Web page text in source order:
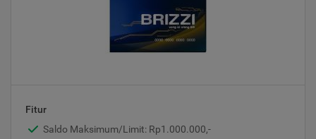
Fitur
Saldo Maksimum/Limit: Rp1.000.000,-